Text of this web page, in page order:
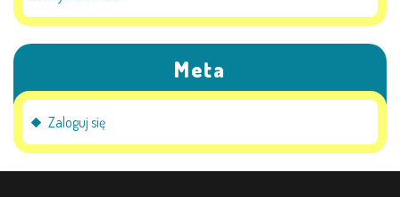
Meta
Zaloguj się